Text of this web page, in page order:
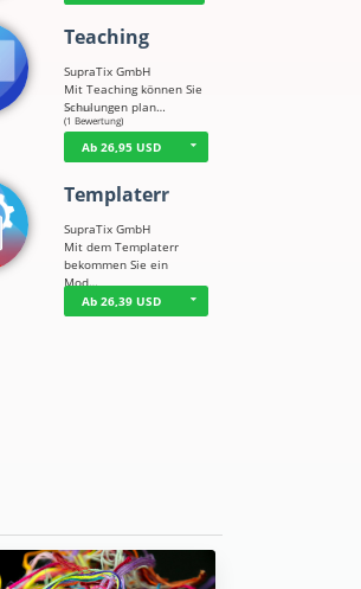
Teaching
SupraTix GmbH
Mit Teaching können Sie
Schulungen plan…
☆☆ ☆☆☆
(1 Bewertung)
Ab 26,95 USD
Templaterr
SupraTix GmbH
Mit dem Templaterr
bekommen Sie ein
Mod…
Ab 26,39 USD